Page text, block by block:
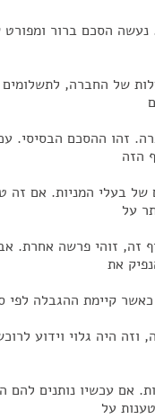
נעשה הסכם ברור ומפורט
של החברה, לתשלומים
זהו ההסכם הבסיסי.
הזה
בעלי המניות. אם זה
על
זה, זוהי פרשה אחרת.
את
קיימת ההגבלה לפי סעיף
היה גלוי וידוע
אם עכשיו נותנים להם
על